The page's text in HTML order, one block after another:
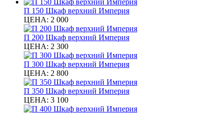
П 150 Шкаф верхний Империя
ЦЕНА: 2 000
П 200 Шкаф верхний Империя
ЦЕНА: 2 300
П 300 Шкаф верхний Империя
ЦЕНА: 2 800
П 350 Шкаф верхний Империя
ЦЕНА: 3 100